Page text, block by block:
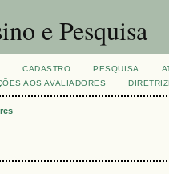
e Pesquisa
CADASTRO PESQUISA
AOS AVALIADORES